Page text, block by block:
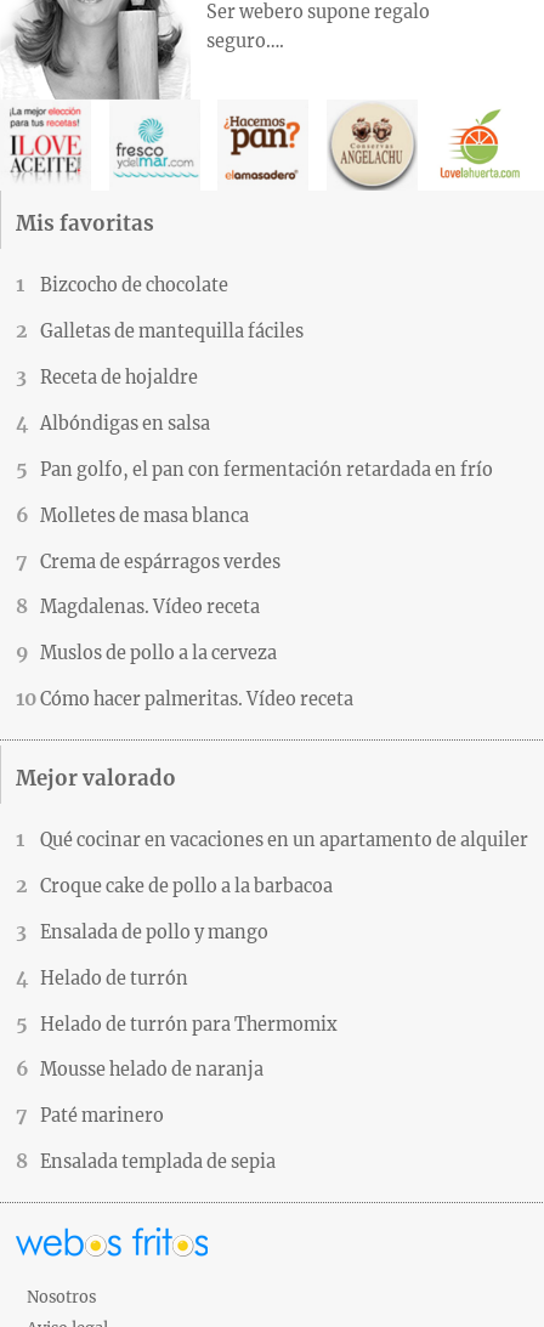
Ser webero supone regalo
seguro….
Mis favoritas
Bizcocho de chocolate
Galletas de mantequilla fáciles
Receta de hojaldre
Albóndigas en salsa
Pan golfo, el pan con fermentación retardada en frío
Molletes de masa blanca
Crema de espárragos verdes
Magdalenas. Vídeo receta
Muslos de pollo a la cerveza
Cómo hacer palmeritas. Vídeo receta
Mejor valorado
Qué cocinar en vacaciones en un apartamento de alquiler
Croque cake de pollo a la barbacoa
Ensalada de pollo y mango
Helado de turrón
Helado de turrón para Thermomix
Mousse helado de naranja
Paté marinero
Ensalada templada de sepia
Nosotros